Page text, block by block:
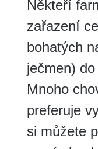
Někteří
zařazení
bohatých
ječmen)
Mnoho
preferuje
si můžete